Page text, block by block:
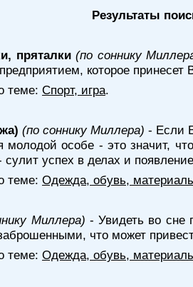
Результаты
пряталки (по соннику
которое
теме: Спорт, игра.
(по соннику Миллера) - Если
молодой особе - это значит,
сулит успех в делах и
теме: Одежда, обувь,
Миллера) - Увидеть во сне
что может
теме: Одежда, обувь,